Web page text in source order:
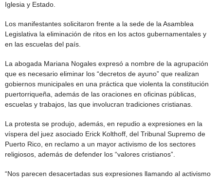
Iglesia y Estado.
Los manifestantes solicitaron frente a la sede de la Asamblea
Legislativa la eliminación de ritos en los actos gubernamentales y
en las escuelas del país.
La abogada Mariana Nogales expresó a nombre de la agrupación
que es necesario eliminar los “decretos de ayuno” que realizan
gobiernos municipales en una práctica que violenta la constitución
puertorriqueña, además de las oraciones en oficinas públicas,
escuelas y trabajos, las que involucran tradiciones cristianas.
La protesta se produjo, además, en repudio a expresiones en la
víspera del juez asociado Erick Kolthoff, del Tribunal Supremo de
Puerto Rico, en reclamo a un mayor activismo de los sectores
religiosos, además de defender los “valores cristianos”.
“Nos parecen desacertadas sus expresiones llamando al activismo